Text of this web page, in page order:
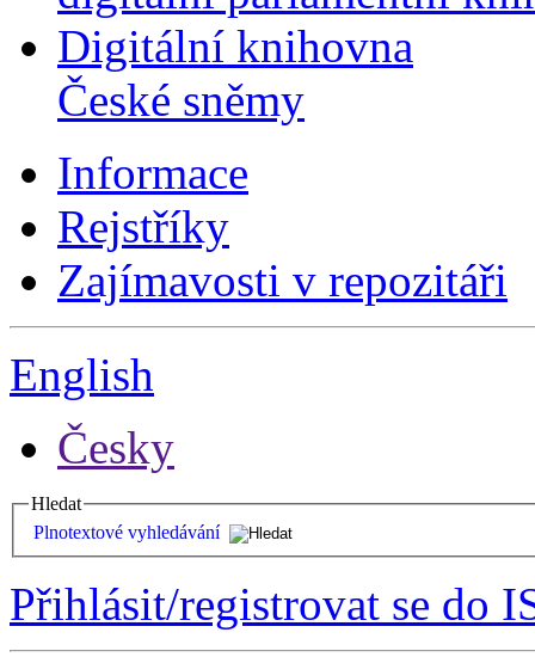
Digitální knihovna
České sněmy
Informace
Rejstříky
Zajímavosti v repozitáři
English
Česky
Hledat
Plnotextové vyhledávání
Přihlásit/registrovat se do